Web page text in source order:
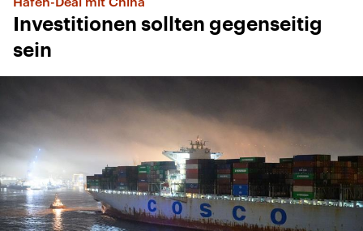
Investitionen sollten gegenseitig
sein